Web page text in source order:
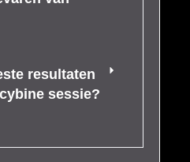
resultaten
sessie?